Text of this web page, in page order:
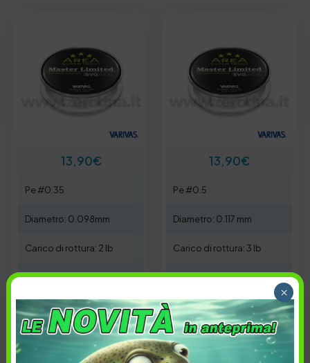
13,90€
Pe #0.35
Diametro: 0.098mm
Carico di rottura: 2 lb
Diametro: 150 mt
Colore: Clear
Carico di rottura:
13,90€
Pe #0.5
Diametro: 0.117 mm
Carico di rottura: 3 lb
In Bobina: 150 mt
Colore: Clear
Carico di rottura:
×